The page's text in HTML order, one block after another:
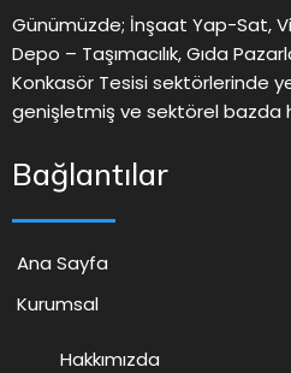
Günümüzde; İnşaat Yap-Sat,
Depo – Taşımacılık, Gıda
Konkasör Tesisi sektörlerinde
genişletmiş ve sektörel bazda
Bağlantılar
Ana Sayfa
Kurumsal
Hakkımızda